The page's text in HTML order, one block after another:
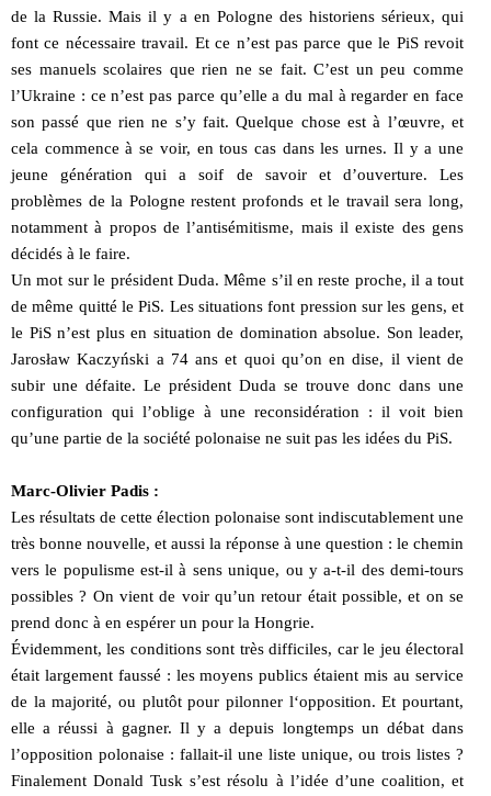
de la Russie. Mais il y a en Pologne des historiens sérieux, qui
font ce nécessaire travail. Et ce n’est pas parce que le PiS revoit
ses manuels scolaires que rien ne se fait. C’est un peu comme
l’Ukraine : ce n’est pas parce qu’elle a du mal à regarder en face
son passé que rien ne s’y fait. Quelque chose est à l’œuvre, et
cela commence à se voir, en tous cas dans les urnes. Il y a une
jeune génération qui a soif de savoir et d’ouverture. Les
problèmes de la Pologne restent profonds et le travail sera long,
notamment à propos de l’antisémitisme, mais il existe des gens
décidés à le faire.
Un mot sur le président Duda. Même s’il en reste proche, il a tout
de même quitté le PiS. Les situations font pression sur les gens, et
le PiS n’est plus en situation de domination absolue. Son leader,
Jarosław Kaczyński a 74 ans et quoi qu’on en dise, il vient de
subir une défaite. Le président Duda se trouve donc dans une
configuration qui l’oblige à une reconsidération : il voit bien
qu’une partie de la société polonaise ne suit pas les idées du PiS.
Marc-Olivier Padis :
Les résultats de cette élection polonaise sont indiscutablement une
très bonne nouvelle, et aussi la réponse à une question : le chemin
vers le populisme est-il à sens unique, ou y a-t-il des demi-tours
possibles ? On vient de voir qu’un retour était possible, et on se
prend donc à en espérer un pour la Hongrie.
Évidemment, les conditions sont très difficiles, car le jeu électoral
était largement faussé : les moyens publics étaient mis au service
de la majorité, ou plutôt pour pilonner l‘opposition. Et pourtant,
elle a réussi à gagner. Il y a depuis longtemps un débat dans
l’opposition polonaise : fallait-il une liste unique, ou trois listes ?
Finalement Donald Tusk s’est résolu à l’idée d’une coalition, et